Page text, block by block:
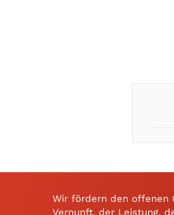
Wir fördern den offenen
Vernunft, der Leistung,